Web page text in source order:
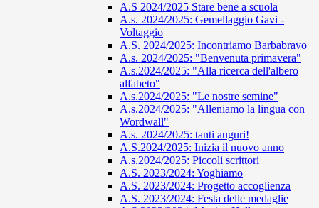
A.S 2024/2025 Stare bene a scuola
A.s. 2024/2025: Gemellaggio Gavi -
Voltaggio
A.S. 2024/2025: Incontriamo Barbabravo
A.s. 2024/2025: "Benvenuta primavera"
A.s.2024/2025: "Alla ricerca dell'albero
alfabeto"
A.s.2024/2025: "Le nostre semine"
A.s.2024/2025: "Alleniamo la lingua con
Wordwall"
A.s. 2024/2025: tanti auguri!
A.S.2024/2025: Inizia il nuovo anno
A.s.2024/2025: Piccoli scrittori
A.S. 2023/2024: Yoghiamo
A.S. 2023/2024: Progetto accoglienza
A.S. 2023/2024: Festa delle medaglie